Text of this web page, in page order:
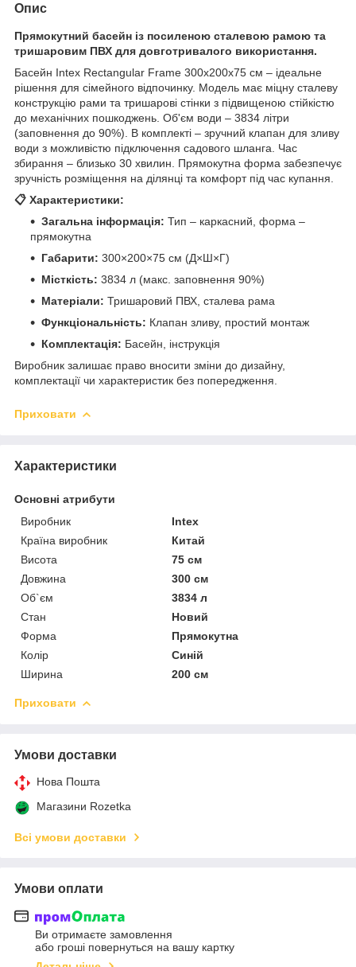
Опис
Прямокутний басейн із посиленою сталевою рамою та
тришаровим ПВХ для довготривалого використання.
Басейн Intex Rectangular Frame 300x200x75 см – ідеальне
рішення для сімейного відпочинку. Модель має міцну сталеву
конструкцію рами та тришарові стінки з підвищеною стійкістю
до механічних пошкоджень. Об'єм води – 3834 літри
(заповнення до 90%). В комплекті – зручний клапан для зливу
води з можливістю підключення садового шланга. Час
збирання – близько 30 хвилин. Прямокутна форма забезпечує
зручність розміщення на ділянці та комфорт під час купання.
📋 Характеристики:
Загальна інформація: Тип – каркасний, форма –
прямокутна
Габарити: 300×200×75 см (Д×Ш×Г)
Місткість: 3834 л (макс. заповнення 90%)
Матеріали: Тришаровий ПВХ, сталева рама
Функціональність: Клапан зливу, простий монтаж
Комплектація: Басейн, інструкція
Виробник залишає право вносити зміни до дизайну,
комплектації чи характеристик без попередження.
Приховати
Характеристики
Основні атрибути
Виробник
Intex
Країна виробник
Китай
Висота
75 см
Довжина
300 см
Об`єм
3834 л
Стан
Новий
Форма
Прямокутна
Колір
Синій
Ширина
200 см
Приховати
Умови доставки
Нова Пошта
Магазини Rozetka
Всі умови доставки
Умови оплати
Ви отримаєте замовлення
або гроші повернуться на вашу картку